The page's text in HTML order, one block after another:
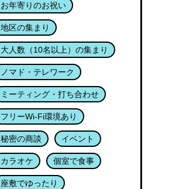
お年寄りのお祝い
地区の集まり
大人数（10名以上）の集まり
ノマド・テレワーク
ミーティング・打ち合わせ
フリーWi-Fi環境あり
秘密の商談 イベント
カラオケ 個室で食事
座敷でゆったり